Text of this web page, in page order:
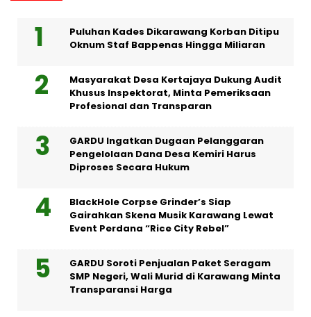
Puluhan Kades Dikarawang Korban Ditipu
Oknum Staf Bappenas Hingga Miliaran
Masyarakat Desa Kertajaya Dukung Audit
Khusus Inspektorat, Minta Pemeriksaan
Profesional dan Transparan
GARDU Ingatkan Dugaan Pelanggaran
Pengelolaan Dana Desa Kemiri Harus
Diproses Secara Hukum
BlackHole Corpse Grinder’s Siap
Gairahkan Skena Musik Karawang Lewat
Event Perdana “Rice City Rebel”
GARDU Soroti Penjualan Paket Seragam
SMP Negeri, Wali Murid di Karawang Minta
Transparansi Harga